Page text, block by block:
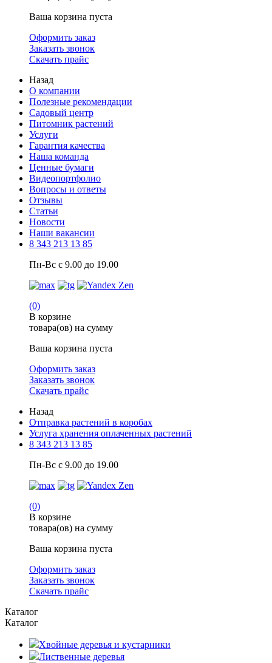
Ваша корзина пуста
Оформить заказ
Заказать звонок
Скачать прайс
Назад
О компании
Полезные рекомендации
Садовый центр
Питомник растений
Услуги
Гарантия качества
Наша команда
Ценные бумаги
Видеопортфолио
Вопросы и ответы
Отзывы
Статьи
Новости
Наши вакансии
8 343 213 13 85
Пн-Вс с 9.00 до 19.00
(0)
В корзине
товара(ов) на сумму
Ваша корзина пуста
Оформить заказ
Заказать звонок
Скачать прайс
Назад
Отправка растений в коробах
Услуга хранения оплаченных растений
8 343 213 13 85
Пн-Вс с 9.00 до 19.00
(0)
В корзине
товара(ов) на сумму
Ваша корзина пуста
Оформить заказ
Заказать звонок
Скачать прайс
Каталог
Каталог
Хвойные деревья и кустарники
Лиственные деревья